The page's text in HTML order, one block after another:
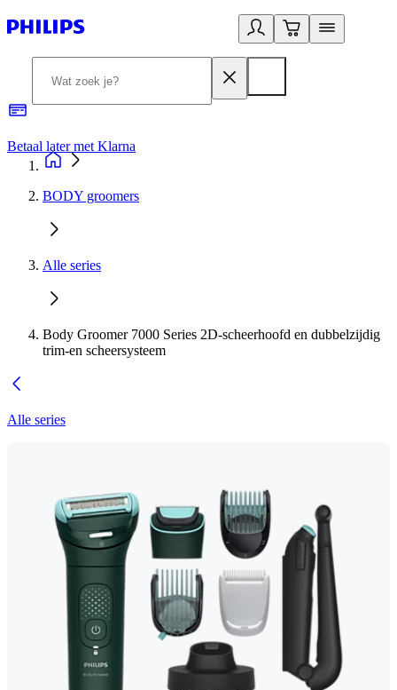
Betaal later met Klarna
BODY groomers
Alle series
Body Groomer 7000 Series 2D-scheerhoofd en dubbelzijdig
trim-en scheersysteem
Alle series